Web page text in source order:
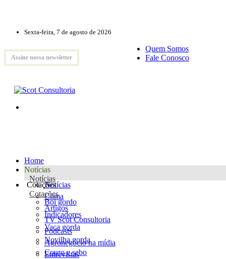
Sexta-feira, 7 de agosto de 2026
Assine nossa newsletter
Quem Somos
Fale Conosco
Home
Notícias
Notícias
Notícias
Clima
Artigos
TV Scot Consultoria
Podcasts
Agronegócio na mídia
Entrevistas
Cotações
Cotações
Boi gordo
Indicadores
Vaca gorda
Novilha gorda
Couro e sebo